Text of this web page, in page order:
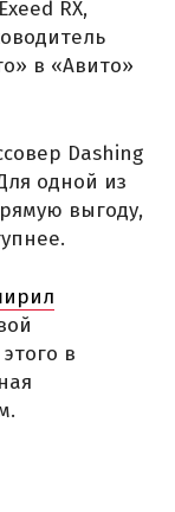
RX,
в «Авито»
Dashing
одной из
выгоду,
в